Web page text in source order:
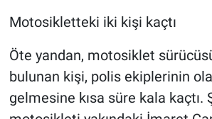
Motosikletteki iki kişi kaçtı
Öte yandan, motosiklet
bulunan kişi, polis ekiplerinin
gelmesine kısa süre kala kaçtı.